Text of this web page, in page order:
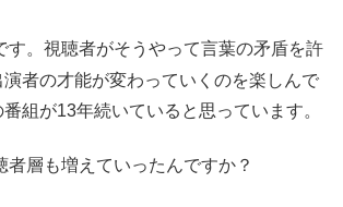
。視聴者がそうやって言葉の矛盾を許
者の才能が変わっていくのを楽しんで
組が13年続いていると思っています。
層も増えていったんですか？